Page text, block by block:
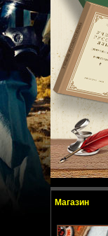
Магазин